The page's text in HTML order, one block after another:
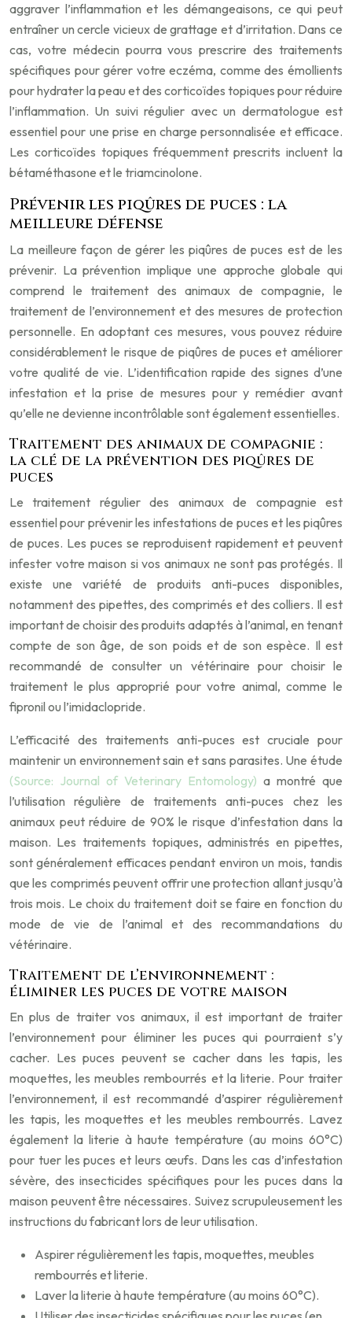
aggraver l’inflammation et les démangeaisons, ce qui peut
entraîner un cercle vicieux de grattage et d’irritation. Dans ce
cas, votre médecin pourra vous prescrire des traitements
spécifiques pour gérer votre eczéma, comme des émollients
pour hydrater la peau et des corticoïdes topiques pour réduire
l’inflammation. Un suivi régulier avec un dermatologue est
essentiel pour une prise en charge personnalisée et efficace.
Les corticoïdes topiques fréquemment prescrits incluent la
bétaméthasone et le triamcinolone.
Prévenir les piqûres de puces : la
meilleure défense
La meilleure façon de gérer les piqûres de puces est de les
prévenir. La prévention implique une approche globale qui
comprend le traitement des animaux de compagnie, le
traitement de l’environnement et des mesures de protection
personnelle. En adoptant ces mesures, vous pouvez réduire
considérablement le risque de piqûres de puces et améliorer
votre qualité de vie. L’identification rapide des signes d’une
infestation et la prise de mesures pour y remédier avant
qu’elle ne devienne incontrôlable sont également essentielles.
Traitement des animaux de compagnie :
la clé de la prévention des piqûres de
puces
Le traitement régulier des animaux de compagnie est
essentiel pour prévenir les infestations de puces et les piqûres
de puces. Les puces se reproduisent rapidement et peuvent
infester votre maison si vos animaux ne sont pas protégés. Il
existe une variété de produits anti-puces disponibles,
notamment des pipettes, des comprimés et des colliers. Il est
important de choisir des produits adaptés à l’animal, en tenant
compte de son âge, de son poids et de son espèce. Il est
recommandé de consulter un vétérinaire pour choisir le
traitement le plus approprié pour votre animal, comme le
fipronil ou l’imidaclopride.
L’efficacité des traitements anti-puces est cruciale pour
maintenir un environnement sain et sans parasites. Une étude
(Source: Journal of Veterinary Entomology) a montré que
l’utilisation régulière de traitements anti-puces chez les
animaux peut réduire de 90% le risque d’infestation dans la
maison. Les traitements topiques, administrés en pipettes,
sont généralement efficaces pendant environ un mois, tandis
que les comprimés peuvent offrir une protection allant jusqu’à
trois mois. Le choix du traitement doit se faire en fonction du
mode de vie de l’animal et des recommandations du
vétérinaire.
Traitement de l’environnement :
éliminer les puces de votre maison
En plus de traiter vos animaux, il est important de traiter
l’environnement pour éliminer les puces qui pourraient s’y
cacher. Les puces peuvent se cacher dans les tapis, les
moquettes, les meubles rembourrés et la literie. Pour traiter
l’environnement, il est recommandé d’aspirer régulièrement
les tapis, les moquettes et les meubles rembourrés. Lavez
également la literie à haute température (au moins 60°C)
pour tuer les puces et leurs œufs. Dans les cas d’infestation
sévère, des insecticides spécifiques pour les puces dans la
maison peuvent être nécessaires. Suivez scrupuleusement les
instructions du fabricant lors de leur utilisation.
Aspirer régulièrement les tapis, moquettes, meubles
rembourrés et literie.
Laver la literie à haute température (au moins 60°C).